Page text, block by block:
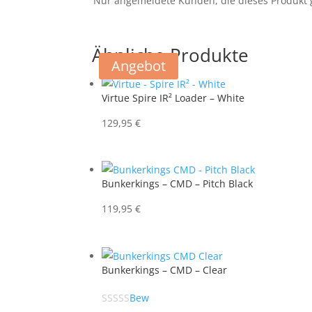
Ähnliche Produkte
Virtue Spire IR² Loader – White
129,95 €
Bunkerkings – CMD – Pitch Black
119,95 €
Angebot
Bunkerkings – CMD – Clear
Bew